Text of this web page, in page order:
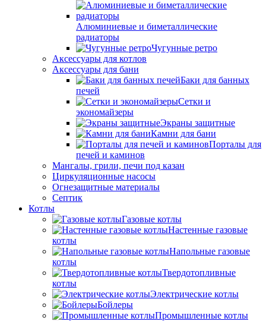
Алюминиевые и биметаллические
радиаторы
Чугунные ретро
Аксессуары для котлов
Аксессуары для бани
Баки для банных
печей
Сетки и
экономайзеры
Экраны защитные
Камни для бани
Порталы для
печей и каминов
Мангалы, грили, печи под казан
Циркуляционные насосы
Огнезащитные материалы
Септик
Котлы
Газовые котлы
Настенные газовые
котлы
Напольные газовые
котлы
Твердотопливные
котлы
Электрические котлы
Бойлеры
Промышленные котлы